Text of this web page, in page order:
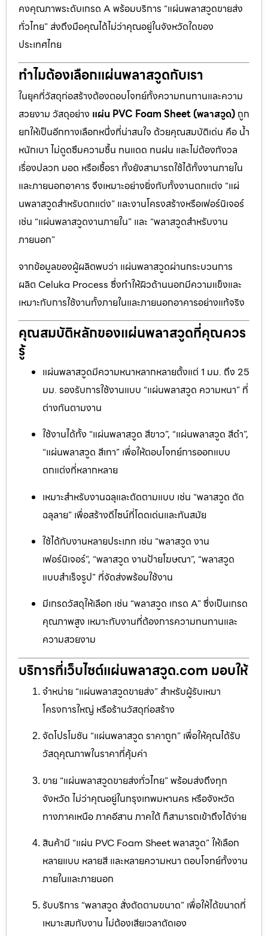
คงคุณภาพระดับเกรด A พร้อมบริการ “แผ่นพลาสวูดขายส่ง
ทั่วไทย” ส่งถึงมือคุณได้ไม่ว่าคุณอยู่ในจังหวัดใดของ
ประเทศไทย
ทำไมต้องเลือกแผ่นพลาสวูดกับเรา
ในยุคที่วัสดุก่อสร้างต้องตอบโจทย์ทั้งความทนทานและความ
สวยงาม วัสดุอย่าง แผ่น PVC Foam Sheet (พลาสวูด) ถูก
ยกให้เป็นอีกทางเลือกหนึ่งที่น่าสนใจ ด้วยคุณสมบัติเด่น คือ น้ำ
หนักเบา ไม่ดูดซึมความชื้น ทนแดด ทนฝน และไม่ต้องกังวล
เรื่องปลวก มอด หรือเชื้อรา ทั้งยังสามารถใช้ได้ทั้งงานภายใน
และภายนอกอาคาร จึงเหมาะอย่างยิ่งกับทั้งงานตกแต่ง “แผ่
นพลาสวูดสำหรับตกแต่ง” และงานโครงสร้างหรือเฟอร์นิเจอร์
เช่น “แผ่นพลาสวูดงานภายใน” และ “พลาสวูดสำหรับงาน
ภายนอก”
จากข้อมูลของผู้ผลิตพบว่า แผ่นพลาสวูดผ่านกระบวนการ
ผลิต Celuka Process ซึ่งทำให้ผิวด้านนอกมีความแข็งและ
เหมาะกับการใช้งานทั้งภายในและภายนอกอาคารอย่างแท้จริง
คุณสมบัติหลักของแผ่นพลาสวูดที่คุณควร
รู้
แผ่นพลาสวูดมีความหนาหลากหลายตั้งแต่ 1 มม. ถึง 25
มม. รองรับการใช้งานแบบ “แผ่นพลาสวูด ความหนา” ที่
ต่างกันตามงาน
ใช้งานได้ทั้ง “แผ่นพลาสวูด สีขาว”, “แผ่นพลาสวูด สีดำ”,
“แผ่นพลาสวูด สีเทา” เพื่อให้ตอบโจทย์การออกแบบ
ตกแต่งที่หลากหลาย
เหมาะสำหรับงานฉลุและตัดตามแบบ เช่น “พลาสวูด ตัด
ฉลุลาย” เพื่อสร้างดีไซน์ที่โดดเด่นและทันสมัย
ใช้ได้กับงานหลายประเภท เช่น “พลาสวูด งาน
เฟอร์นิเจอร์”, “พลาสวูด งานป้ายโฆษณา”, “พลาสวูด
แบบสำเร็จรูป” ที่จัดส่งพร้อมใช้งาน
มีเกรดวัสดุให้เลือก เช่น “พลาสวูด เกรด A” ซึ่งเป็นเกรด
คุณภาพสูง เหมาะกับงานที่ต้องการความทนทานและ
ความสวยงาม
บริการที่เว็บไซต์แผ่นพลาสวูด.com มอบให้
จำหน่าย “แผ่นพลาสวูดขายส่ง” สำหรับผู้รับเหมา
โครงการใหญ่ หรือร้านวัสดุก่อสร้าง
จัดโปรโมชัน “แผ่นพลาสวูด ราคาถูก” เพื่อให้คุณได้รับ
วัสดุคุณภาพในราคาที่คุ้มค่า
ขาย “แผ่นพลาสวูดขายส่งทั่วไทย” พร้อมส่งถึงทุก
จังหวัด ไม่ว่าคุณอยู่ในกรุงเทพมหานคร หรือจังหวัด
ทางภาคเหนือ ภาคอีสาน ภาคใต้ ก็สามารถเข้าถึงได้ง่าย
สินค้ามี “แผ่น PVC Foam Sheet พลาสวูด” ให้เลือก
หลายแบบ หลายสี และหลายความหนา ตอบโจทย์ทั้งงาน
ภายในและภายนอก
รับบริการ “พลาสวูด สั่งตัดตามขนาด” เพื่อให้ได้ขนาดที่
เหมาะสมกับงาน ไม่ต้องเสียเวลาตัดเอง